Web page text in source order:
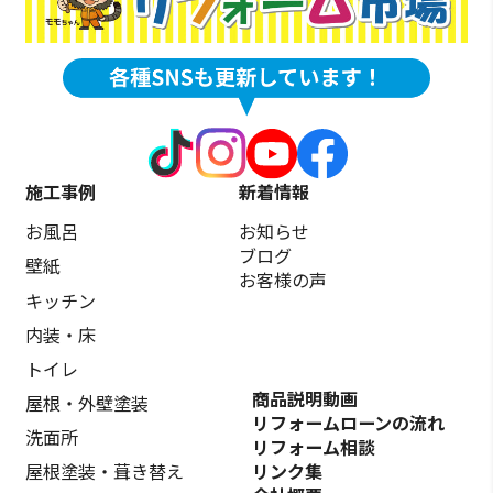
施工事例
お風呂
壁紙
キッチン
内装・床
トイレ
屋根・外壁塗装
洗面所
屋根塗装・葺き替え
新着情報
お知らせ
ブログ
お客様の声
商品説明動画
リフォームローンの流れ
リフォーム相談
リンク集